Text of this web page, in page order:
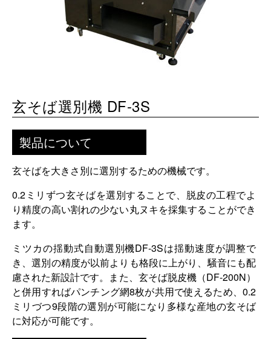
玄そば選別機 DF-3S
製品について
玄そばを大きさ別に選別するための機械です。
0.2ミリずつ玄そばを選別することで、脱皮の工程でよ
り精度の高い割れの少ない丸ヌキを採集することができ
ます。
ミツカの揺動式自動選別機DF-3Sは揺動速度が調整で
き、選別の精度が以前よりも格段に上がり、騒音にも配
慮された新設計です。また、玄そば脱皮機（DF-200N）
と併用すればパンチング網8枚が共用で使えるため、0.2
ミリづつ9段階の選別が可能になり多様な産地の玄そば
に対応が可能です。